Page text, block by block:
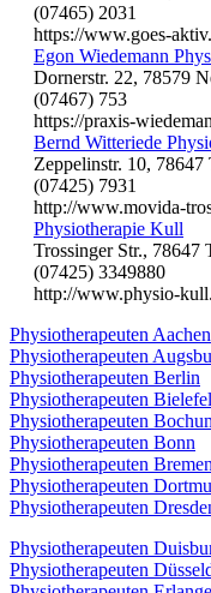
(07465) 2031
https://www.goes-
Egon Wiedemann
Dornerstr. 22, 78579
(07467) 753
https://praxis-
Bernd Witteriede
Zeppelinstr. 10, 78647
(07425) 7931
http://www.movida-
Physiotherapie Kull
Trossinger Str., 78647
(07425) 3349880
http://www.physio-
Physiotherapeuten Aachen
Physiotherapeuten
Physiotherapeuten Berlin
Physiotherapeuten
Physiotherapeuten
Physiotherapeuten Bonn
Physiotherapeuten Bremen
Physiotherapeuten
Physiotherapeuten
Physiotherapeuten
Physiotherapeuten